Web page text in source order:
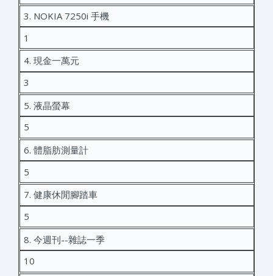
3. NOKIA 7250i 手機
1
4. 現金一萬元
3
5. 液晶螢幕
5
6. 體脂肪測量計
5
7. 健康休閒腳踏車
5
8. 今週刊--雜誌一季
10